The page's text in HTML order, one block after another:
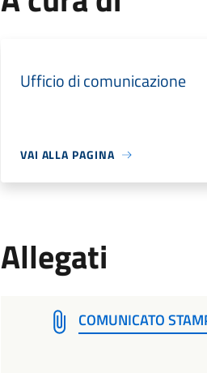
Ufficio di comunicazione
VAI ALLA PAGINA
Allegati
COMUNICATO